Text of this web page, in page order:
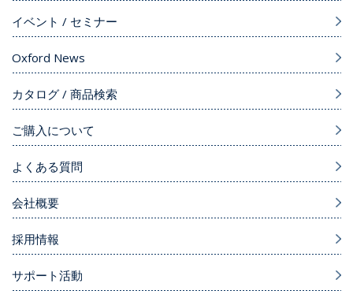
イベント / セミナー
Oxford News
カタログ / 商品検索
ご購入について
よくある質問
会社概要
採用情報
サポート活動